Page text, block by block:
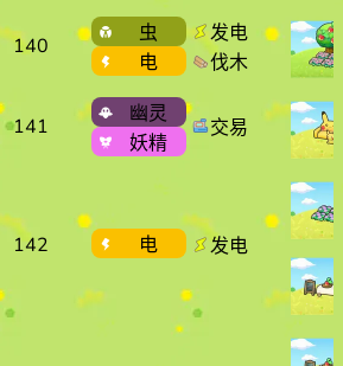
140
虫
电
发电
伐木
141
幽灵
妖精
交易
142 电 发电